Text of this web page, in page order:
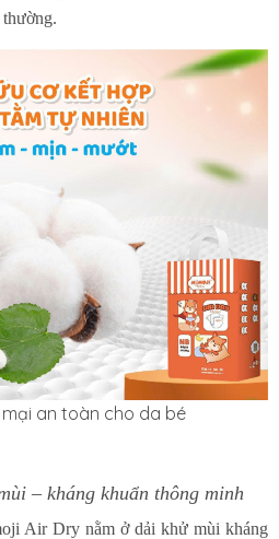
an toàn cho da bé
– kháng khuẩn thông minh
Air Dry nằm ở dải khử mùi kháng